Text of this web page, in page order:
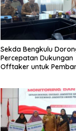
Sekda Bengkulu
Percepatan Dukungan
Offtaker untuk